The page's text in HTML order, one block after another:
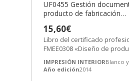
UF0455 Gestión
producto de fabricación
15,60€
Libro del certificado
FMEE0308 «Diseño de
de fabricación mecánica»;
FMEC0208...
IMPRESIÓN INTERIORBlanco
Año edición2014